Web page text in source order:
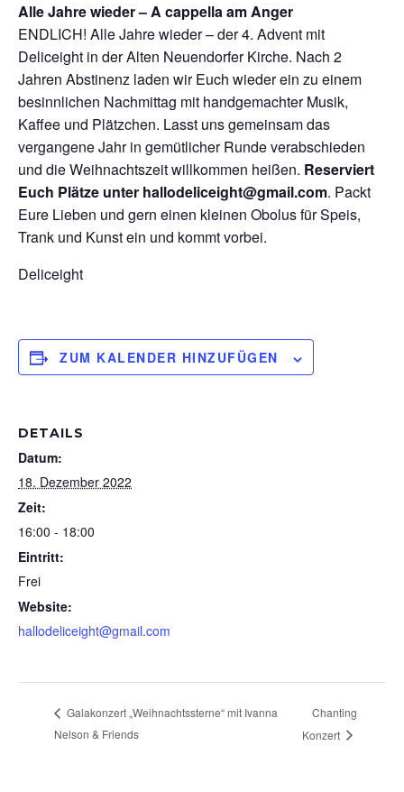
Alle Jahre wieder – A cappella am Anger
ENDLICH! Alle Jahre wieder – der 4. Advent mit
Deliceight in der Alten Neuendorfer Kirche. Nach 2
Jahren Abstinenz laden wir Euch wieder ein zu einem
besinnlichen Nachmittag mit handgemachter Musik,
Kaffee und Plätzchen. Lasst uns gemeinsam das
vergangene Jahr in gemütlicher Runde verabschieden
und die Weihnachtszeit willkommen heißen. Reserviert
Euch Plätze unter hallodeliceight@gmail.com. Packt
Eure Lieben und gern einen kleinen Obolus für Speis,
Trank und Kunst ein und kommt vorbei.
Deliceight
ZUM KALENDER HINZUFÜGEN
DETAILS
Datum:
18. Dezember 2022
Zeit:
16:00 - 18:00
Eintritt:
Frei
Website:
hallodeliceight@gmail.com
Galakonzert „Weihnachtssterne“ mit Ivanna
Nelson & Friends
Chanting
Konzert